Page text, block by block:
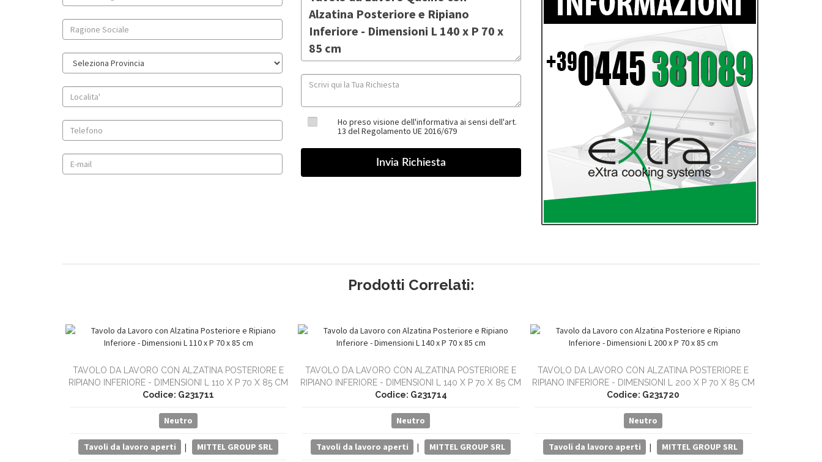
Ho preso visione dell'informativa ai sensi dell'art.
13 del Regolamento UE 2016/679
Prodotti Correlati:
TAVOLO DA LAVORO CON ALZATINA POSTERIORE E
RIPIANO INFERIORE - DIMENSIONI L 110 X P 70 X 85 CM
Codice: G231711
Neutro
Tavoli da lavoro aperti | MITTEL GROUP SRL
TAVOLO DA LAVORO CON ALZATINA POSTERIORE E
RIPIANO INFERIORE - DIMENSIONI L 140 X P 70 X 85 CM
Codice: G231714
Neutro
Tavoli da lavoro aperti | MITTEL GROUP SRL
TAVOLO DA LAVORO CON ALZATINA POSTERIORE E
RIPIANO INFERIORE - DIMENSIONI L 200 X P 70 X 85 CM
Codice: G231720
Neutro
Tavoli da lavoro aperti | MITTEL GROUP SRL